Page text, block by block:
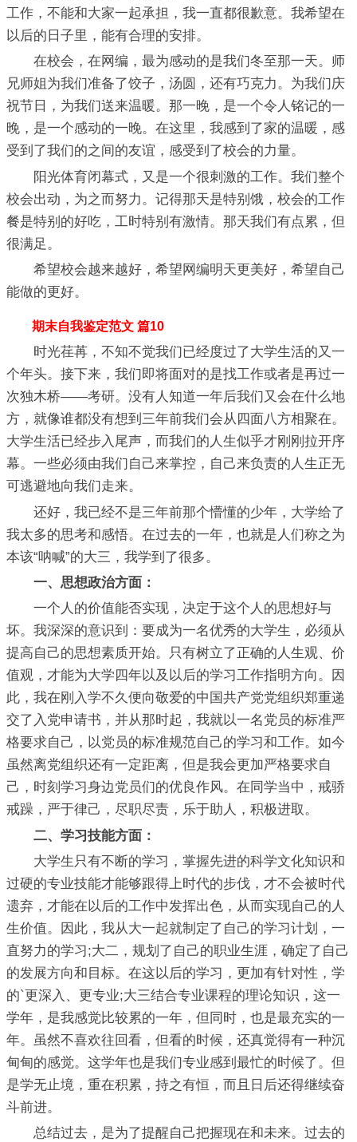
工作，不能和大家一起承担，我一直都很歉意。我希望在
以后的日子里，能有合理的安排。
在校会，在网编，最为感动的是我们冬至那一天。师
兄师姐为我们准备了饺子，汤圆，还有巧克力。为我们庆
祝节日，为我们送来温暖。那一晚，是一个令人铭记的一
晚，是一个感动的一晚。在这里，我感到了家的温暖，感
受到了我们的之间的友谊，感受到了校会的力量。
阳光体育闭幕式，又是一个很刺激的工作。我们整个
校会出动，为之而努力。记得那天是特别饿，校会的工作
餐是特别的好吃，工时特别有激情。那天我们有点累，但
很满足。
希望校会越来越好，希望网编明天更美好，希望自己
能做的更好。
期末自我鉴定范文 篇10
时光荏苒，不知不觉我们已经度过了大学生活的又一
个年头。接下来，我们即将面对的是找工作或者是再过一
次独木桥——考研。没有人知道一年后我们又会在什么地
方，就像谁都没有想到三年前我们会从四面八方相聚在。
大学生活已经步入尾声，而我们的人生似乎才刚刚拉开序
幕。一些必须由我们自己来掌控，自己来负责的人生正无
可逃避地向我们走来。
还好，我已经不是三年前那个懵懂的少年，大学给了
我太多的思考和感悟。在过去的一年，也就是人们称之为
本该“呐喊”的大三，我学到了很多。
一、思想政治方面：
一个人的价值能否实现，决定于这个人的思想好与
坏。我深深的意识到：要成为一名优秀的大学生，必须从
提高自己的思想素质开始。只有树立了正确的人生观、价
值观，才能为大学四年以及以后的学习工作指明方向。因
此，我在刚入学不久便向敬爱的中国共产党党组织郑重递
交了入党申请书，并从那时起，我就以一名党员的标准严
格要求自己，以党员的标准规范自己的学习和工作。如今
虽然离党组织还有一定距离，但是我会更加严格要求自
己，时刻学习身边党员们的优良作风。在同学当中，戒骄
戒躁，严于律己，尽职尽责，乐于助人，积极进取。
二、学习技能方面：
大学生只有不断的学习，掌握先进的科学文化知识和
过硬的专业技能才能够跟得上时代的步伐，才不会被时代
遗弃，才能在以后的工作中发挥出色，从而实现自己的人
生价值。因此，我从大一起就制定了自己的学习计划，一
直努力的学习;大二，规划了自己的职业生涯，确定了自己
的发展方向和目标。在这以后的学习，更加有针对性，学
的`更深入、更专业;大三结合专业课程的理论知识，这一
学年，是我感觉比较累的一年，但同时，也是最充实的一
年。虽然不喜欢往回看，但看的时候，还真觉得有一种沉
甸甸的感觉。这学年也是我们专业感到最忙的时候了。但
是学无止境，重在积累，持之有恒，而且日后还得继续奋
斗前进。
总结过去，是为了提醒自己把握现在和未来。过去的